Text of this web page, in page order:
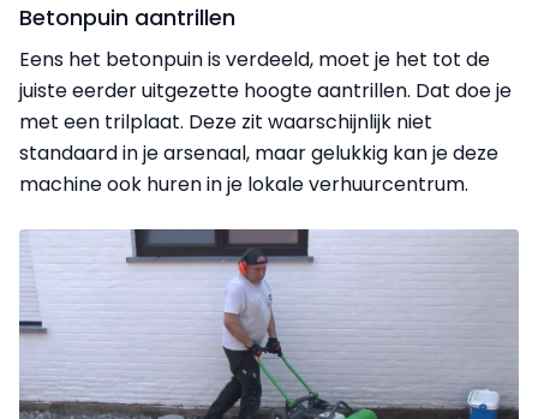
Betonpuin aantrillen
Eens het betonpuin is verdeeld, moet je het tot de
juiste eerder uitgezette hoogte aantrillen. Dat doe je
met een trilplaat. Deze zit waarschijnlijk niet
standaard in je arsenaal, maar gelukkig kan je deze
machine ook huren in je lokale verhuurcentrum.